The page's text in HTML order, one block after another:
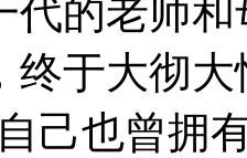
代的老师
终于大彻
己也曾拥